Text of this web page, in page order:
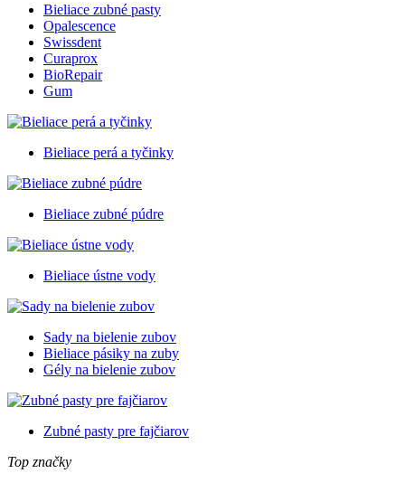
Bieliace zubné pasty
Opalescence
Swissdent
Curaprox
BioRepair
Gum
Bieliace perá a tyčinky
Bieliace zubné púdre
Bieliace ústne vody
Sady na bielenie zubov
Bieliace pásiky na zuby
Gély na bielenie zubov
Zubné pasty pre fajčiarov
Top značky